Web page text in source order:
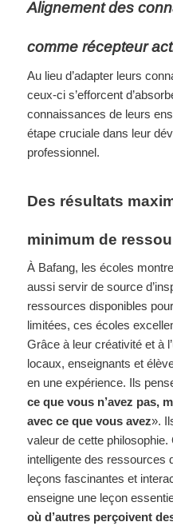
Alignement des
comme récepteur
Au lieu d’adapter leurs
ceux-ci s’efforcent
connaissances de leurs
étape cruciale dans leur
professionnel.
Des résultats
minimum de
À Bafang, les écoles
aussi servir de source
ressources disponibles
limitées, ces écoles
Grâce à leur créativité et à
locaux, enseignants et
en une expérience. Ils
ce que vous n’avez pas,
avec ce que vous avez».
valeur de cette
intelligente des ressources
leçons fascinantes et
enseigne une leçon
où d’autres perçoivent